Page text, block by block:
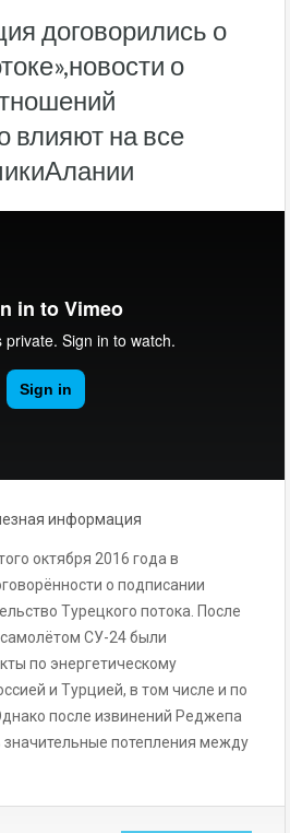
договорились о
о
влияют на все
информация
октября 2016 года в
о подписании
Турецкого потока. После
СУ-24 были
по энергетическому
и Турцией, в том числе и по
после извинений Реджепа
потепления между